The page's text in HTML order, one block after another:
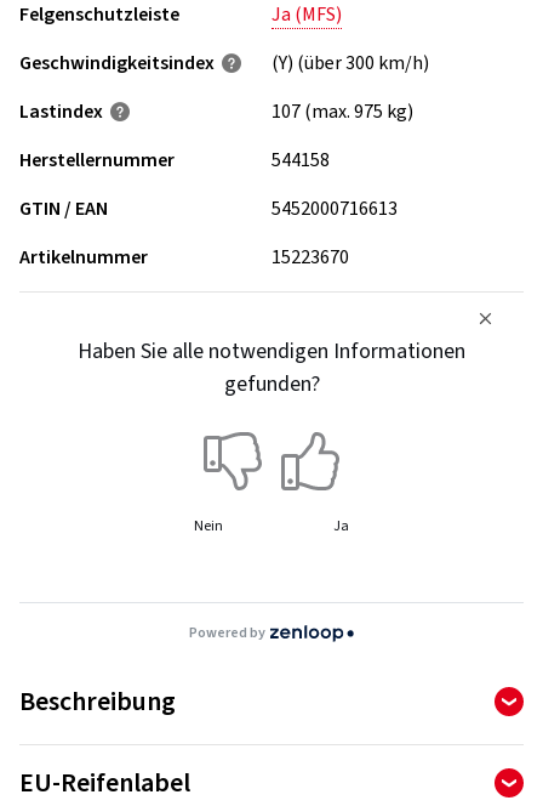
Felgenschutzleiste
Ja (MFS)
Geschwindigkeits­index
(Y) (über 300 km/h)
Lastindex
107 (max. 975 kg)
Herstellernummer
544158
GTIN / EAN
5452000716613
Artikelnummer
15223670
Haben Sie alle notwendigen Informationen
gefunden?
Nein Ja
Powered by
Beschreibung
SP Sport Maxx GT - bietet Grip und Bremspower aus dem
Motorsport
EU-Reifenlabel